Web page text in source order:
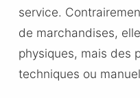
service.
de marchandises,
physiques, mais des
techniques ou